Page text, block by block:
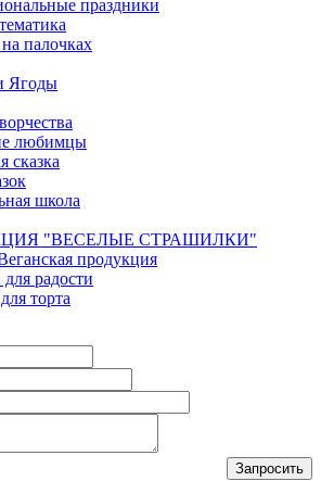
праздники
палочках
Ягоды
любимцы
сказка
школа
"ВЕСЕЛЫЕ СТРАШИЛКИ"
продукция
радости
торта